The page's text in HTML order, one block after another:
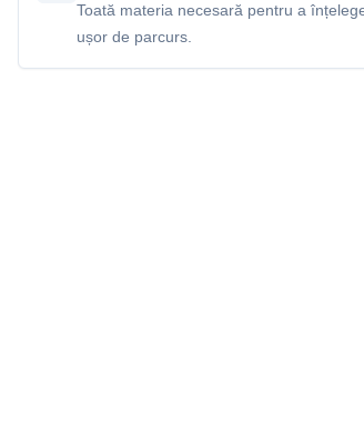
Toată materia necesară pentru a
ușor de parcurs.